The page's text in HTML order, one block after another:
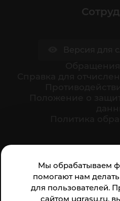
Мы обрабатываем
помогают нам
для пользователей.
сайтом ugrasu.ru,